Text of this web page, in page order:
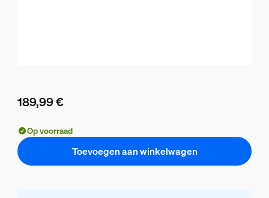
189,99 €
Op voorraad
Toevoegen aan winkelwagen